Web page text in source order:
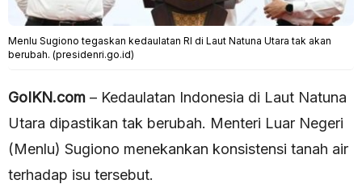
Menlu Sugiono tegaskan kedaulatan RI di Laut Natuna Utara tak akan
berubah. (presidenri.go.id)
GoIKN.com – Kedaulatan Indonesia di Laut Natuna
Utara dipastikan tak berubah. Menteri Luar Negeri
(Menlu) Sugiono menekankan konsistensi tanah air
terhadap isu tersebut.